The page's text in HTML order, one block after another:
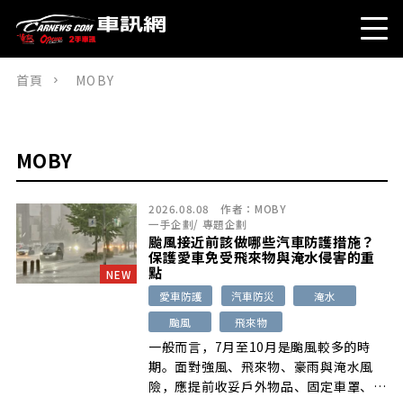
首頁 MOBY
MOBY
NEW
2026.08.08 作者： MOBY
一手企劃/ 專題企劃
颱風接近前該做哪些汽車防護措施？
保護愛車免受飛來物與淹水侵害的重
點
愛車防護 汽車防災
淹水
颱風
飛來物
一般而言，7月至10月是颱風較多的時
期。面對強風、飛來物、豪雨與淹水風
險，應提前收妥戶外物品、固定車罩、確